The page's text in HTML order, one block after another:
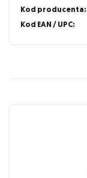
Kod producenta:
Kod EAN / UPC:
Recenzje